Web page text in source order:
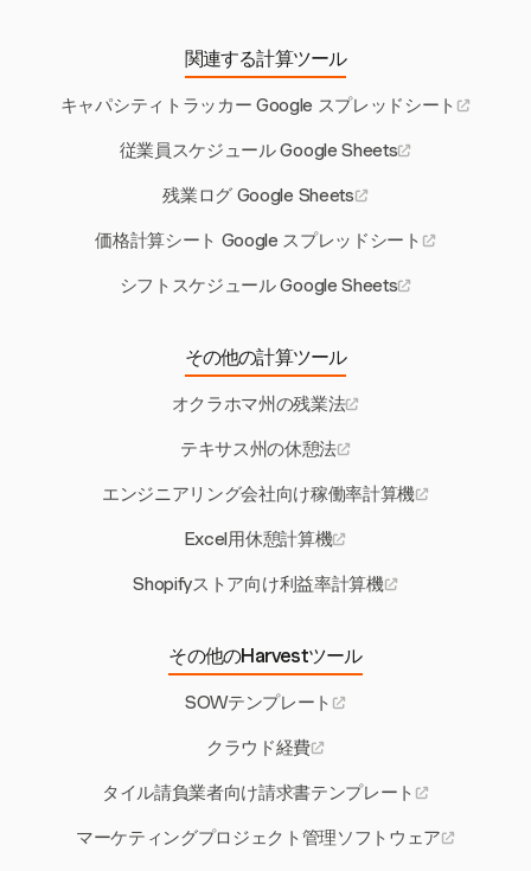
関連する計算ツール
キャパシティトラッカー Google スプレッドシート
従業員スケジュール Google Sheets
残業ログ Google Sheets
価格計算シート Google スプレッドシート
シフトスケジュール Google Sheets
その他の計算ツール
オクラホマ州の残業法
テキサス州の休憩法
エンジニアリング会社向け稼働率計算機
Excel用休憩計算機
Shopifyストア向け利益率計算機
その他のHarvestツール
SOWテンプレート
クラウド経費
タイル請負業者向け請求書テンプレート
マーケティングプロジェクト管理ソフトウェア